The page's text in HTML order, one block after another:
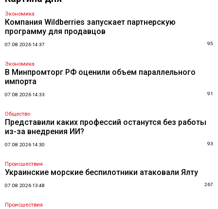
Экономика
Компания Wildberries запускает партнерскую
программу для продавцов
07.08.2026 14:37 95
Экономика
В Минпромторг РФ оценили объем параллельного
импорта
07.08.2026 14:33 91
Общество
Представили каких профессий останутся без работы
из-за внедрения ИИ?
07.08.2026 14:30 93
Происшествия
Украинские морские беспилотники атаковали Ялту
07.08.2026 13:48 267
Происшествия